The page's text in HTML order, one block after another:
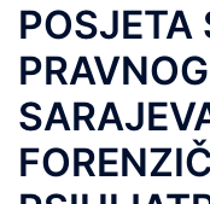
POSJETA